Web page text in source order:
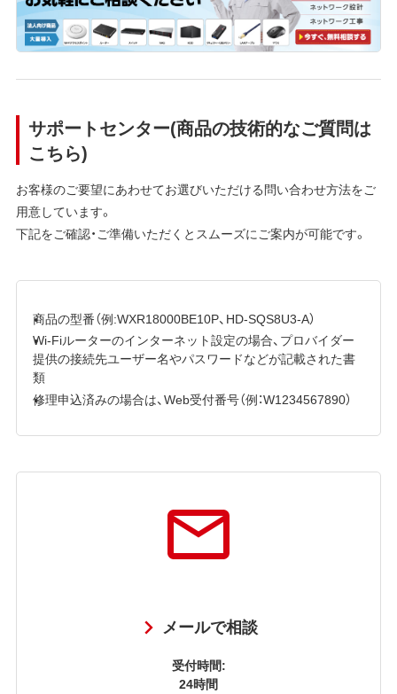
サポートセンター(商品の技術的なご質問は
こちら)
お客様のご要望にあわせてお選びいただける問い合わせ方法をご
用意しています。
下記をご確認・ご準備いただくとスムーズにご案内が可能です。
商品の型番（例:WXR18000BE10P、HD-SQS8U3-A）
Wi-Fiルーターのインターネット設定の場合、プロバイダー
提供の接続先ユーザー名やパスワードなどが記載された書
類
修理申込済みの場合は、Web受付番号（例：W1234567890）
メールで相談
受付時間:
24時間